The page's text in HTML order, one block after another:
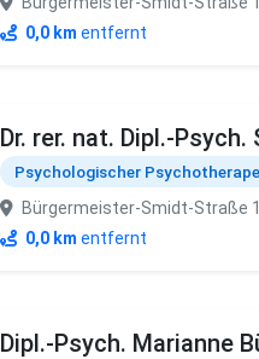
0,0 km entfernt
Dr. rer. nat. Dipl.-Psych.
Psychologischer
Bürgermeister-Smidt-Straße
0,0 km entfernt
Dipl.-Psych. Marianne